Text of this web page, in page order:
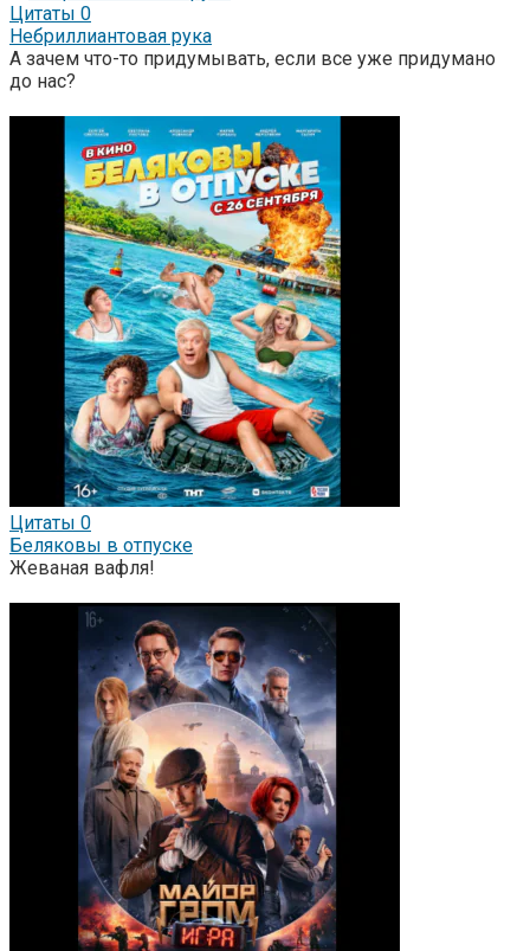
Цитаты 0
Небриллиантовая рука
А зачем что-то придумывать, если все уже придумано
до нас?
Цитаты 0
Беляковы в отпуске
Жеваная вафля!